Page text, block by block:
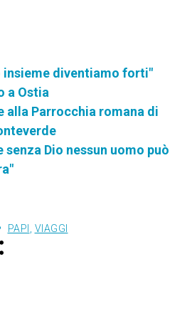
insieme diventiamo forti"
a Ostia
alla Parrocchia romana di
senza Dio nessun uomo può
PAPI VIAGGI